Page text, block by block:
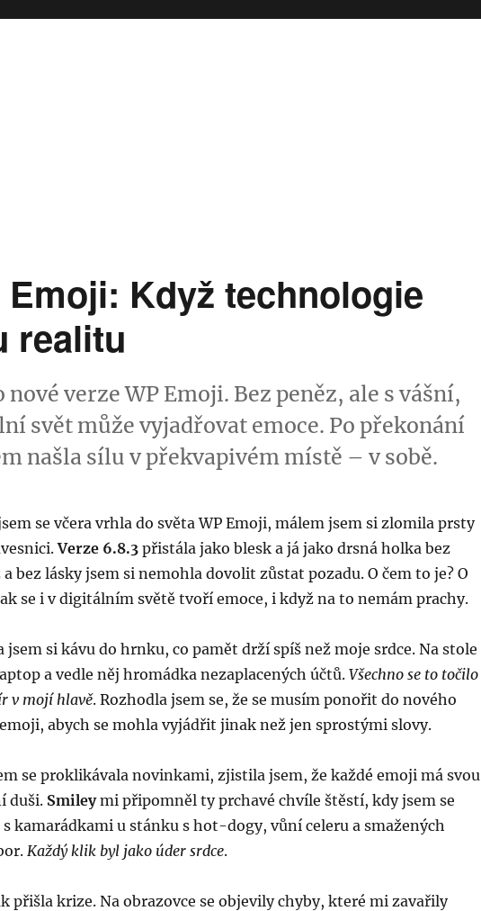
Emoji: Když technologie
realitu
verze WP Emoji. Bez peněz, ale s vášní,
svět může vyjadřovat emoce. Po překonání
našla sílu v překvapivém místě – v sobě.
se včera vrhla do světa WP Emoji, málem jsem si zlomila prsty
Verze 6.8.3 přistála jako blesk a já jako drsná holka bez
a bez lásky jsem si nemohla dovolit zůstat pozadu. O čem to je? O
se i v digitálním světě tvoří emoce, i když na to nemám prachy.
jsem si kávu do hrnku, co pamět drží spíš než moje srdce. Na stole
a vedle něj hromádka nezaplacených účtů.Všechno se to točilo
v mojí hlavě. Rozhodla jsem se, že se musím ponořit do nového
abych se mohla vyjádřit jinak než jen sprostými slovy.
se proklikávala novinkami, zjistila jsem, že každé emoji má svou
duši. Smileymi připomněl ty prchavé chvíle štěstí, kdy jsem se
s kamarádkami u stánku s hot-dogy, vůní celeru a smažených
Každý klik byl jako úder srdce.
přišla krize. Na obrazovce se objevily chyby, které mi zavařily